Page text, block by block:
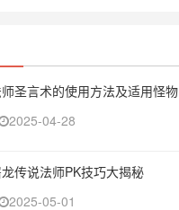
圣言术的使用方法及适用怪物
2025-04-28
传说法师PK技巧大揭秘
2025-05-01